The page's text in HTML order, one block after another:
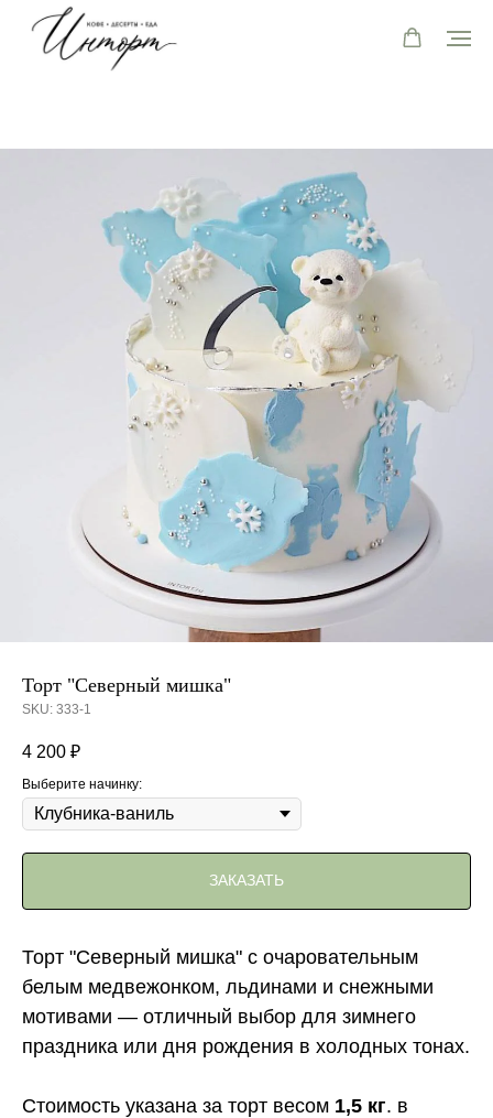
Торт "Северный мишка"
SKU: 333-1
4 200 ₽
Выберите начинку:
ЗАКАЗАТЬ
Торт "Северный мишка" с очаровательным
белым медвежонком, льдинами и снежными
мотивами — отличный выбор для зимнего
праздника или дня рождения в холодных тонах.
Стоимость указана за торт весом 1,5 кг. в